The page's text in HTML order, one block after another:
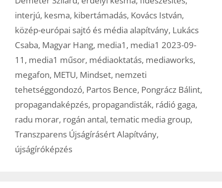
interjú, kesma, kibertámadás, Kovács István,
közép-európai sajtó és média alapítvány, Lukács
Csaba, Magyar Hang, media1 , media1 2023-09-
11 , media1 műsor, médiaoktatás, mediaworks,
megafon, METU, Mindset, nemzeti
tehetséggondozó, Partos Bence, Pongrácz Bálint,
propagandaképzés, propagandisták, rádió gaga,
radu morar, rogán antal, tematic media group,
Transzparens Újságírásért Alapítvány,
újságíróképzés